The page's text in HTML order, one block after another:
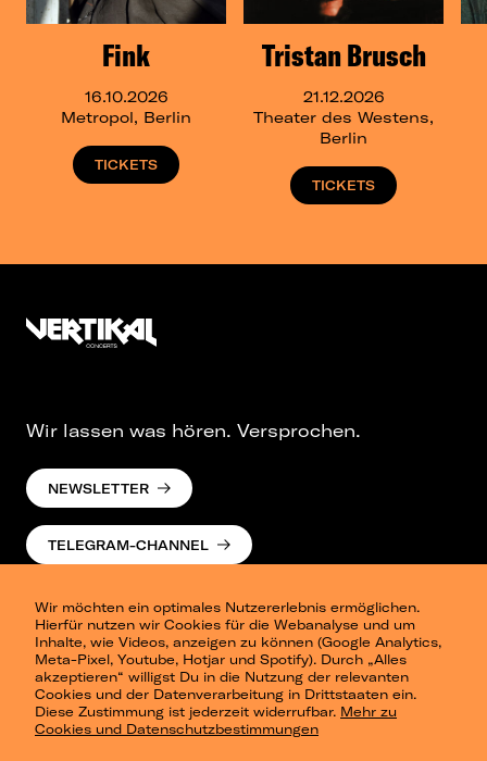
Fink
16.10.2026
Metropol, Berlin
TICKETS
Tristan Brusch
21.12.2026
Theater des Westens,
Berlin
TICKETS
Wir möchten ein optimales Nutzererlebnis ermöglichen.
Hierfür nutzen wir Cookies für die Webanalyse und um
Inhalte, wie Videos, anzeigen zu können (Google Analytics,
Meta-Pixel, Youtube, Hotjar und Spotify). Durch „Alles
akzeptieren“ willigst Du in die Nutzung der relevanten
Cookies und der Datenverarbeitung in Drittstaaten ein.
Diese Zustimmung ist jederzeit widerrufbar. Mehr zu
Cookies und Datenschutzbestimmungen
Wir lassen was hören. Versprochen.
NEWSLETTER
TELEGRAM-CHANNEL
Presse
Berlin
Dresden